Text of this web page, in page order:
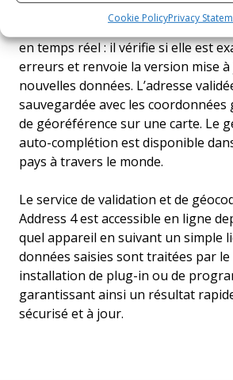
Cookie PolicyPrivacy
Une fois le formulaire de saisie de
Address 4 valide l’adresse grâce à
en temps réel : il vérifie si elle est
erreurs et renvoie la version mise à
nouvelles données. L’adresse
sauvegardée avec les
de géoréférence sur une carte. Le
auto-complétion est disponible
pays à travers le monde.
Le service de validation et de
Address 4 est accessible en ligne
quel appareil en suivant un simple
données saisies sont traitées par le
installation de plug-in ou de
garantissant ainsi un résultat
sécurisé et à jour.